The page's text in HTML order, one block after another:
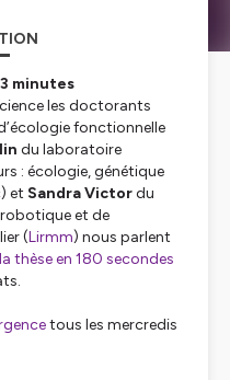
minutes
les doctorants
fonctionnelle
du laboratoire
: écologie, génétique
) et Sandra Victordu
et de
(Lirmm) nous parlent
thèse en 180 secondes
tous les mercredis